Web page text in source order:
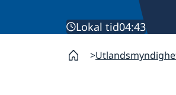
Lokal tid04:43